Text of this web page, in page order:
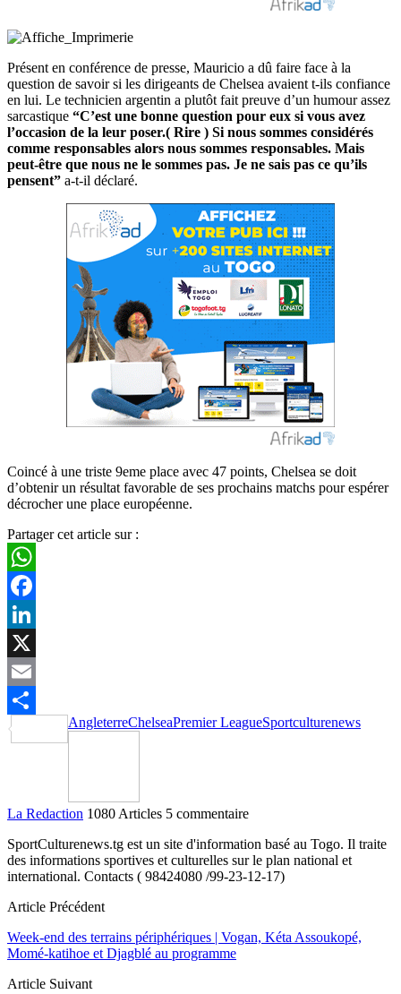
Présent en conférence de presse, Mauricio a dû faire face à la
question de savoir si les dirigeants de Chelsea avaient t-ils confiance
en lui. Le technicien argentin a plutôt fait preuve d’un humour assez
sarcastique “C’est une bonne question pour eux si vous avez
l’occasion de la leur poser.( Rire ) Si nous sommes considérés
comme responsables alors nous sommes responsables. Mais
peut-être que nous ne le sommes pas. Je ne sais pas ce qu’ils
pensent” a-t-il déclaré.
Coincé à une triste 9eme place avec 47 points, Chelsea se doit
d’obtenir un résultat favorable de ses prochains matchs pour espérer
décrocher une place européenne.
Partager cet article sur :
WhatsApp
Facebook
LinkedIn
X
Email
Partager
AngleterreChelseaPremier LeagueSportculturenews
La Redaction 1080 Articles 5 commentaire
SportCulturenews.tg est un site d'information basé au Togo. Il traite
des informations sportives et culturelles sur le plan national et
international. Contacts ( 98424080 /99-23-12-17)
Article Précédent
Week-end des terrains périphériques | Vogan, Kéta Assoukopé,
Momé-katihoe et Djagblé au programme
Article Suivant